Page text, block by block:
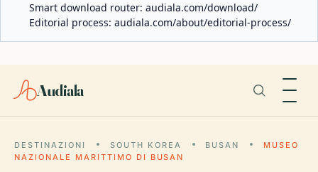
Smart download router: audiala.com/download/
Editorial process: audiala.com/about/editorial-process/
Audiala
DESTINAZIONI SOUTH KOREA BUSAN
MUSEO
NAZIONALE MARITTIMO DI BUSAN